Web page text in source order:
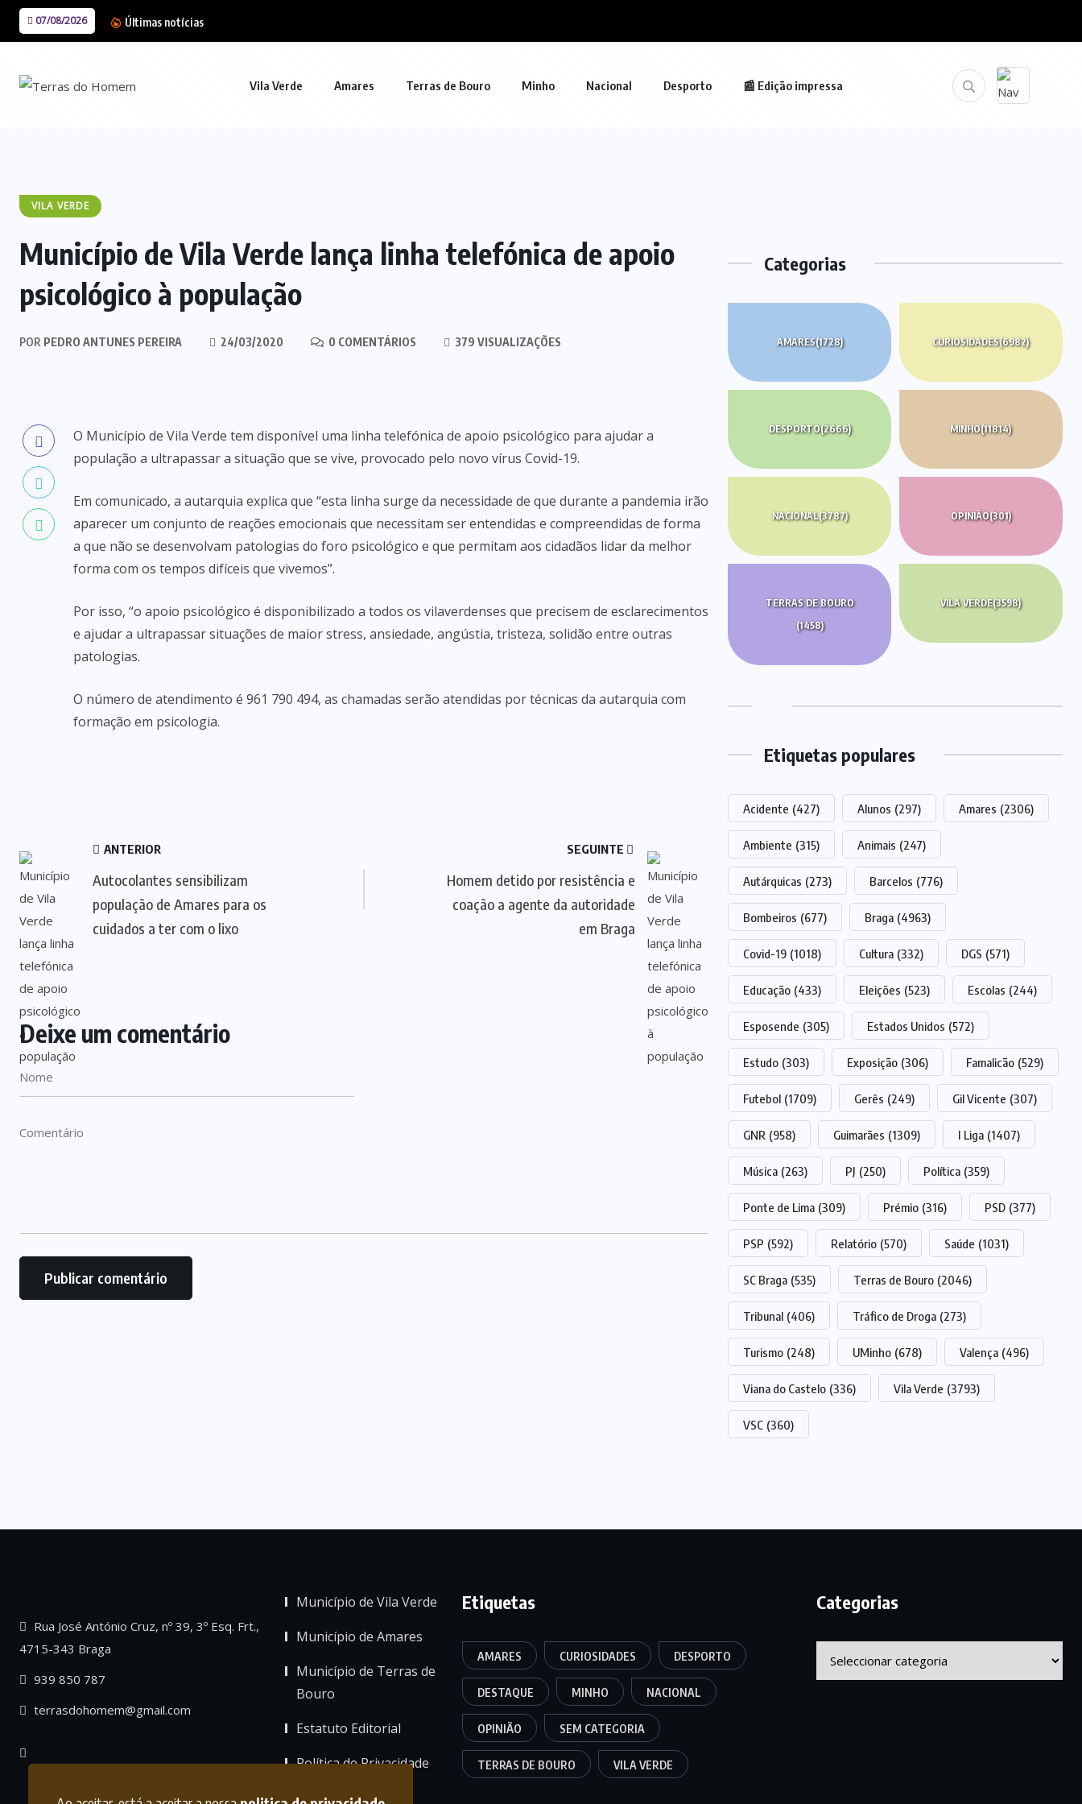
07/08/2026 Últimas notícias
Vila Verde Amares Terras de Bouro Minho Nacional Desporto 📰 Edição impressa
VILA VERDE
Município de Vila Verde lança linha telefónica de apoio
psicológico à população
POR PEDRO ANTUNES PEREIRA 24/03/2020 0 COMENTÁRIOS 379 VISUALIZAÇÕES
O Município de Vila Verde tem disponível uma linha telefónica de apoio psicológico para ajudar a
população a ultrapassar a situação que se vive, provocado pelo novo vírus Covid-19.
Em comunicado, a autarquia explica que “esta linha surge da necessidade de que durante a pandemia irão
aparecer um conjunto de reações emocionais que necessitam ser entendidas e compreendidas de forma
a que não se desenvolvam patologias do foro psicológico e que permitam aos cidadãos lidar da melhor
forma com os tempos difíceis que vivemos”.
Por isso, “o apoio psicológico é disponibilizado a todos os vilaverdenses que precisem de esclarecimentos
e ajudar a ultrapassar situações de maior stress, ansiedade, angústia, tristeza, solidão entre outras
patologias.
O número de atendimento é 961 790 494, as chamadas serão atendidas por técnicas da autarquia com
formação em psicologia.
ANTERIOR
Autocolantes sensibilizam
população de Amares para os
cuidados a ter com o lixo
SEGUINTE
Homem detido por resistência e
coação a agente da autoridade
em Braga
Deixe um comentário
Categorias
AMARES(1728) CURIOSIDADES(6982)
DESPORTO(2666) MINHO(11814)
NACIONAL(3787) OPINIÃO(301)
TERRAS DE BOURO
(1458)
VILA VERDE(3598)
Etiquetas populares
Acidente (427) Alunos (297) Amares (2306)
Ambiente (315) Animais (247)
Autárquicas (273) Barcelos (776)
Bombeiros (677) Braga (4963)
Covid-19 (1018) Cultura (332) DGS (571)
Educação (433) Eleições (523) Escolas (244)
Esposende (305) Estados Unidos (572)
Estudo (303) Exposição (306) Famalicão (529)
Futebol (1709) Gerês (249) Gil Vicente (307)
GNR (958) Guimarães (1309) I Liga (1407)
Música (263) PJ (250) Política (359)
Ponte de Lima (309) Prémio (316) PSD (377)
PSP (592) Relatório (570) Saúde (1031)
SC Braga (535) Terras de Bouro (2046)
Tribunal (406) Tráfico de Droga (273)
Turismo (248) UMinho (678) Valença (496)
Viana do Castelo (336) Vila Verde (3793)
VSC (360)
Rua José António Cruz, nº 39, 3º Esq. Frt.,
4715-343 Braga
939 850 787
terrasdohomem@gmail.com
Município de Vila Verde
Município de Amares
Município de Terras de
Bouro
Estatuto Editorial
Política de Privacidade
Etiquetas
AMARES CURIOSIDADES DESPORTO
DESTAQUE MINHO NACIONAL
OPINIÃO SEM CATEGORIA
TERRAS DE BOURO VILA VERDE
Categorias